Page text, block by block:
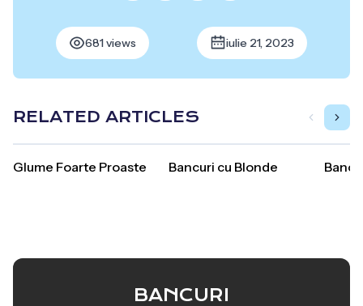
681 views iulie 21, 2023
RELATED ARTICLES
Glume Foarte Proaste Bancuri cu Blonde
BANCURI